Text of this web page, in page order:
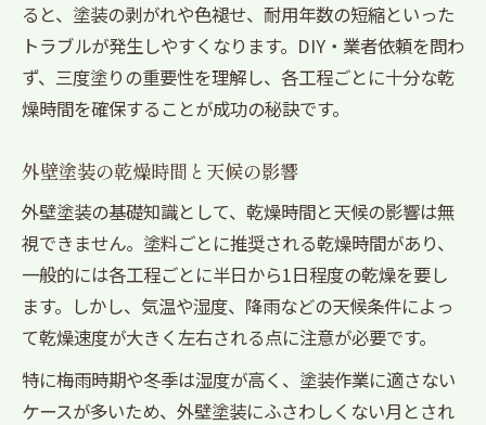
ると、塗装の剥がれや色褪せ、耐用年数の短縮といった
トラブルが発生しやすくなります。DIY・業者依頼を問わ
ず、三度塗りの重要性を理解し、各工程ごとに十分な乾
燥時間を確保することが成功の秘訣です。
外壁塗装の乾燥時間と天候の影響
外壁塗装の基礎知識として、乾燥時間と天候の影響は無
視できません。塗料ごとに推奨される乾燥時間があり、
一般的には各工程ごとに半日から1日程度の乾燥を要し
ます。しかし、気温や湿度、降雨などの天候条件によっ
て乾燥速度が大きく左右される点に注意が必要です。
特に梅雨時期や冬季は湿度が高く、塗装作業に適さない
ケースが多いため、外壁塗装にふさわしくない月とされ